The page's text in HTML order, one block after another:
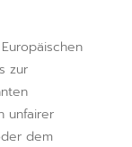
zur
unfairer
dem